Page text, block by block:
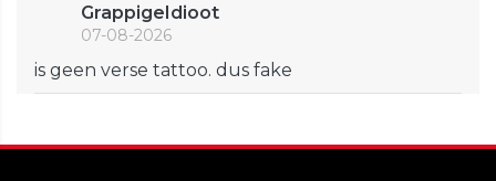
GrappigeIdioot
07-08-2026
is geen verse tattoo. dus fake